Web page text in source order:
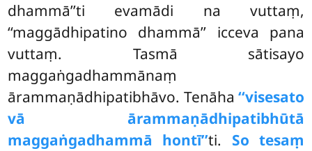
dhammā’’ti evamādi na vuttaṃ,
‘‘maggādhipatino dhammā’’ icceva pana
vuttaṃ. Tasmā sātisayo
maggaṅgadhammānaṃ
ārammaṇādhipatibhāvo. Tenāha ‘‘visesato
vā ārammaṇādhipatibhūtā
maggaṅgadhammā hontī’’ti. So tesaṃ